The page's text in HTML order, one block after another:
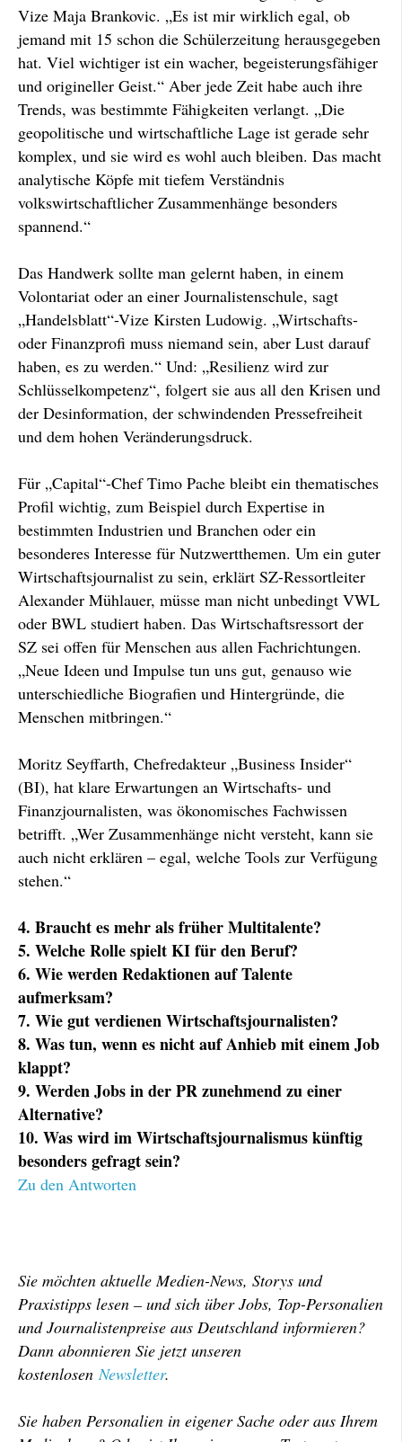
Vize Maja Brankovic. „Es ist mir wirklich egal, ob
jemand mit 15 schon die Schülerzeitung herausgegeben
hat. Viel wichtiger ist ein wacher, begeisterungsfähiger
und origineller Geist.“ Aber jede Zeit habe auch ihre
Trends, was bestimmte Fähigkeiten verlangt. „Die
geopolitische und wirtschaftliche Lage ist gerade sehr
komplex, und sie wird es wohl auch bleiben. Das macht
analytische Köpfe mit tiefem Verständnis
volkswirtschaftlicher Zusammenhänge besonders
spannend.“
Das Handwerk sollte man gelernt haben, in einem
Volontariat oder an einer Journalistenschule, sagt
„Handelsblatt“-Vize Kirsten Ludowig. „Wirtschafts-
oder Finanzprofi muss niemand sein, aber Lust darauf
haben, es zu werden.“ Und: „Resilienz wird zur
Schlüsselkompetenz“, folgert sie aus all den Krisen und
der Desinformation, der schwindenden Pressefreiheit
und dem hohen Veränderungsdruck.
Für „Capital“-Chef Timo Pache bleibt ein thematisches
Profil wichtig, zum Beispiel durch Expertise in
bestimmten Industrien und Branchen oder ein
besonderes Interesse für Nutzwertthemen. Um ein guter
Wirtschaftsjournalist zu sein, erklärt SZ-Ressortleiter
Alexander Mühlauer, müsse man nicht unbedingt VWL
oder BWL studiert haben. Das Wirtschaftsressort der
SZ sei offen für Menschen aus allen Fachrichtungen.
„Neue Ideen und Impulse tun uns gut, genauso wie
unterschiedliche Biografien und Hintergründe, die
Menschen mitbringen.“
Moritz Seyffarth, Chefredakteur „Business Insider“
(BI), hat klare Erwartungen an Wirtschafts- und
Finanzjournalisten, was ökonomisches Fachwissen
betrifft. „Wer Zusammenhänge nicht versteht, kann sie
auch nicht erklären – egal, welche Tools zur Verfügung
stehen.“
4. Braucht es mehr als früher Multitalente?
5. Welche Rolle spielt KI für den Beruf?
6. Wie werden Redaktionen auf Talente
aufmerksam?
7. Wie gut verdienen Wirtschaftsjournalisten?
8. Was tun, wenn es nicht auf Anhieb mit einem Job
klappt?
9. Werden Jobs in der PR zunehmend zu einer
Alternative?
10. Was wird im Wirtschaftsjournalismus künftig
besonders gefragt sein?
Zu den Antworten
Sie möchten aktuelle Medien-News, Storys und
Praxistipps lesen – und sich über Jobs, Top-Personalien
und Journalistenpreise aus Deutschland informieren?
Dann abonnieren Sie jetzt unseren
kostenlosenNewsletter.
Sie haben Personalien in eigener Sache oder aus Ihrem